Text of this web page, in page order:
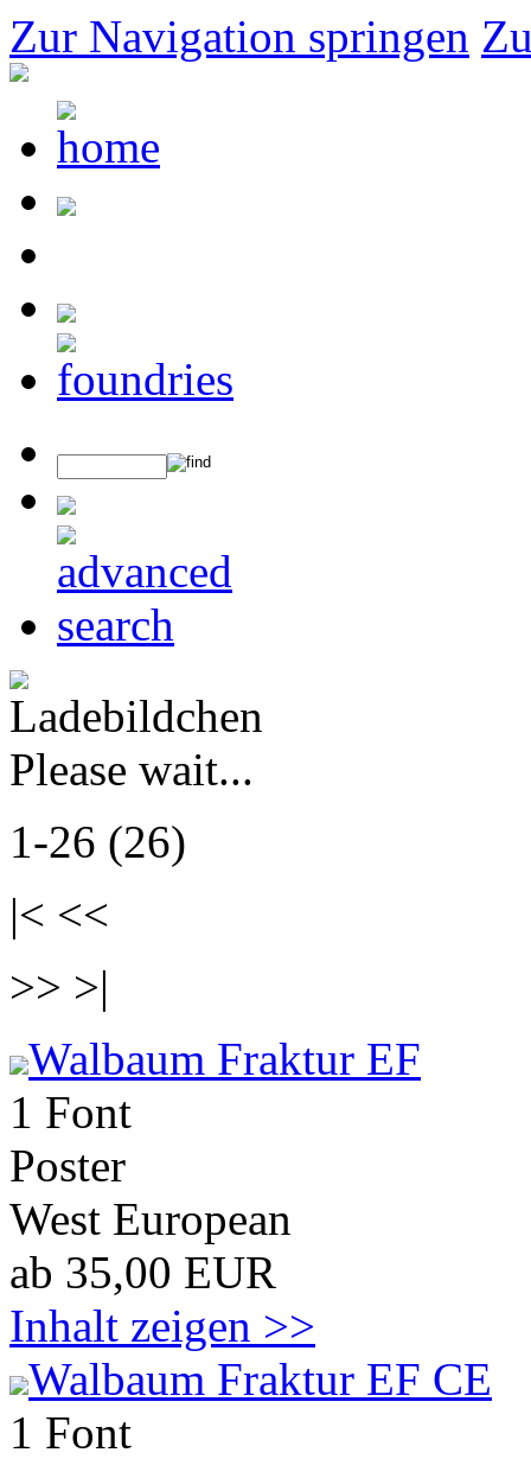
Zur Navigation springen
Please wait...
1-26 (26)
|< <<
>> >|
Walbaum Fraktur EF
1 Font
Poster
West European
ab 35,00 EUR
Inhalt zeigen >>
Walbaum Fraktur EF CE
1 Font